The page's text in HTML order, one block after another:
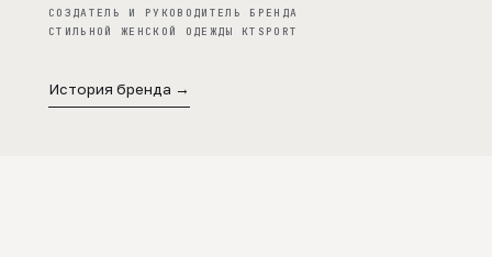
СОЗДАТЕЛЬ И РУКОВОДИТЕЛЬ БРЕНДА
СТИЛЬНОЙ ЖЕНСКОЙ ОДЕЖДЫ KTSPORT
История бренда →